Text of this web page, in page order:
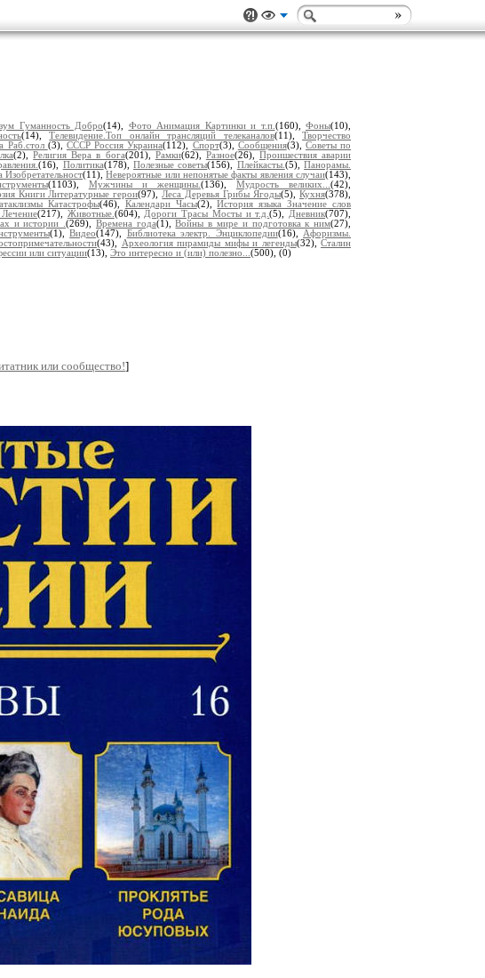
Гуманность Добро(14), Фото Анимация Картинки и т.п. (160), Фоны(10),
(14),Телевидение.Топ онлайн трансляций телеканалов(11),Творчество
Раб.стол (3), СССР Россия Украина(112), Спорт(3), Сообщения(3), Советы по
(2),Религия Вера в бога(201), Рамки(62), Разное(26), Проишествия аварии
(16), Политика(178), Полезные советы(156), Плейкасты. (5),Панорамы.
(11),Невероятные или непонятые факты явления случаи(143),
(1103), Мужчины и женщины. (136), Мудрость великих...(42),
Книги Литературные герои(97), Леса Деревья Грибы Ягоды(5),Кухня(378),
Катастрофы(46), Календари Часы(2),История языка Значение слов
(217), Животные. (604), Дороги Трасы Мосты и т.д.(5), Дневник(707),
и истории .(269), Времена года(1),Войны в мире и подготовка к ним(27),
(1),Видео(147), Библиотека электр. Энциклопедии(16), Афоризмы.
(43), Археология пирамиды мифы и легенды(32), Сталин
или ситуации(13), Это интересно и (или) полезно... (500), (0)
или сообщество!]